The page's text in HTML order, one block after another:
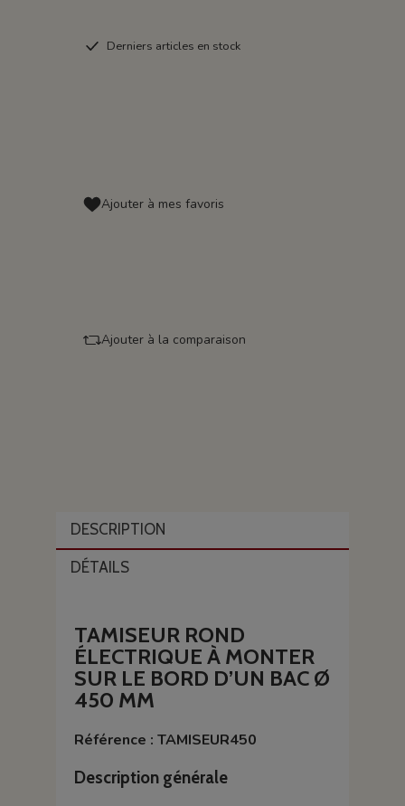
Derniers articles en stock
Ajouter à mes favoris
Ajouter à la comparaison
DESCRIPTION
DÉTAILS
TAMISEUR ROND
ÉLECTRIQUE À MONTER
SUR LE BORD D’UN BAC Ø
450 MM
Référence : TAMISEUR450
Description générale